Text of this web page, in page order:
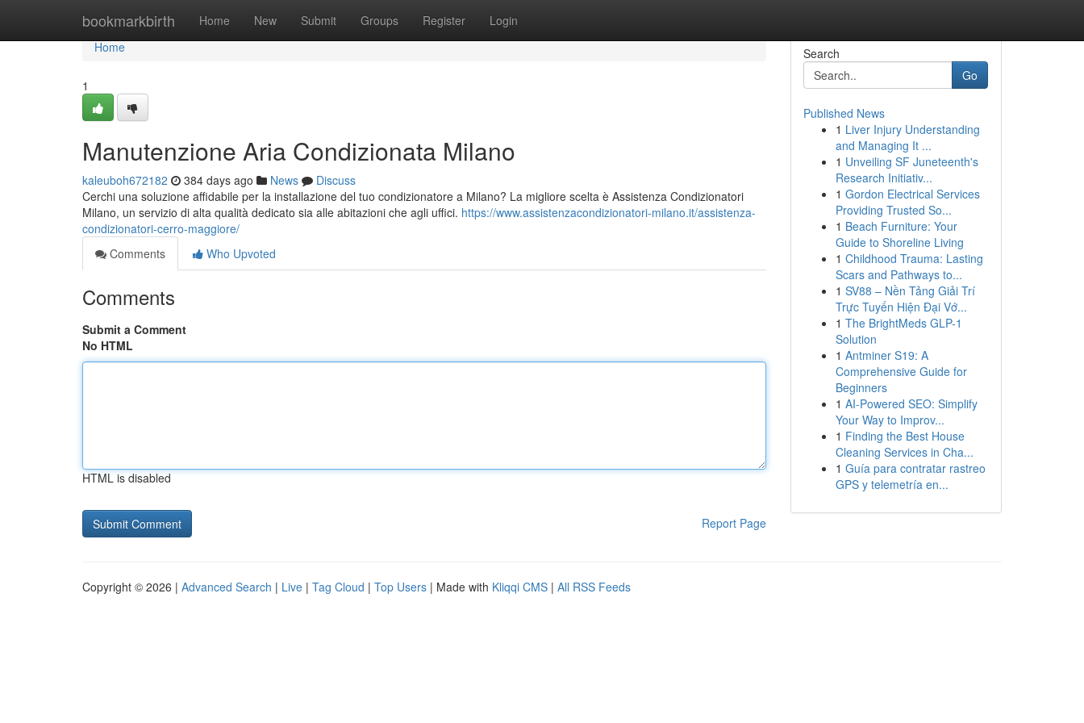
bookmarkbirth Home New Submit Groups Register Login
Home
Home
1
Manutenzione Aria Condizionata Milano
kaleuboh672182 384 days ago News
Discuss
Cerchi una soluzione affidabile per la installazione del tuo condizionatore a Milano? La migliore scelta è Assistenza Condizionatori
Milano, un servizio di alta qualità dedicato sia alle abitazioni che agli uffici. https://www.assistenzacondizionatori-milano.it/assistenza-
condizionatori-cerro-maggiore/
Comments
Who Upvoted
Comments
Submit a Comment
No HTML
HTML is disabled
Report Page
Search
Go
Published News
1 Liver Injury Understanding
and Managing It ...
1 Unveiling SF Juneteenth's
Research Initiativ...
1 Gordon Electrical Services
Providing Trusted So...
1 Beach Furniture: Your
Guide to Shoreline Living
1 Childhood Trauma: Lasting
Scars and Pathways to...
1 SV88 – Nền Tảng Giải Trí
Trực Tuyến Hiện Đại Vớ...
1 The BrightMeds GLP-1
Solution
1 Antminer S19: A
Comprehensive Guide for
Beginners
1 AI-Powered SEO: Simplify
Your Way to Improv...
1 Finding the Best House
Cleaning Services in Cha...
1 Guía para contratar rastreo
GPS y telemetría en...
Copyright © 2026 | Advanced Search | Live | Tag Cloud | Top Users | Made with Kliqqi CMS | All RSS Feeds